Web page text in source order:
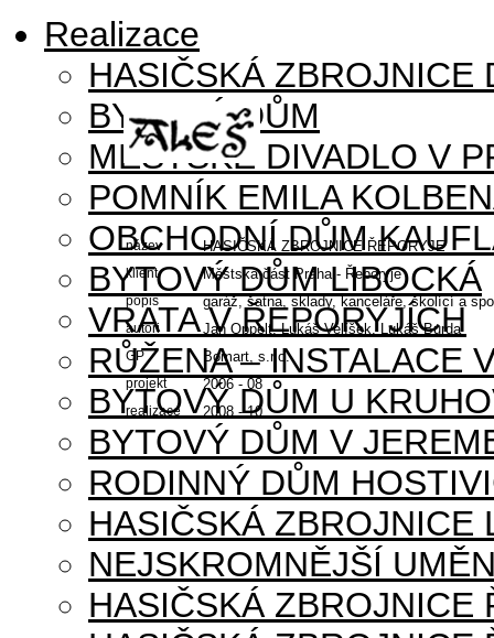
Realizace
HASIČSKÁ ZBROJNICE
BYTOVÝ DŮM
MĚSTSKÉ DIVADLO V
POMNÍK EMILA
OBCHODNÍ DŮM
BYTOVÝ DŮM LIBOCKÁ
VRATA V ŘEPORYJÍCH
RŮŽENA – INSTALACE
BYTOVÝ DŮM U
BYTOVÝ DŮM V
RODINNÝ DŮM
HASIČSKÁ ZBROJNICE
NEJSKROMNĚJŠÍ
HASIČSKÁ ZBROJNICE
název HASIČSKÁ ZBROJNICE ŘEPORYJE
klient Městská část Praha - Řeporyje
popis garáž, šatna, sklady, kanceláře, školící a
autoři Jan Oppelt, Lukáš Velíšek, Lukáš Burda
GP Bomart, s.r.o.
projekt 2006 - 08
realizace 2008 - 10